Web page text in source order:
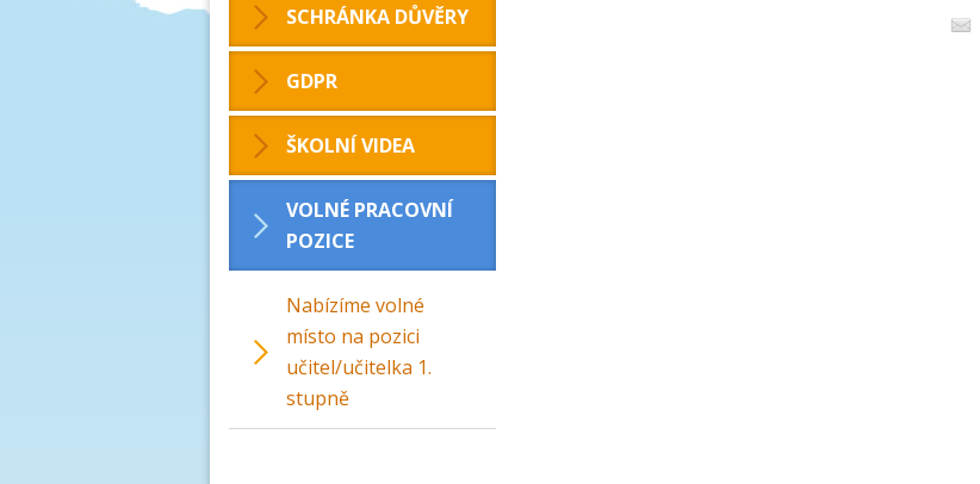
SCHRÁNKA DŮVĚRY
GDPR
ŠKOLNÍ VIDEA
VOLNÉ PRACOVNÍ
POZICE
Nabízíme volné
místo na pozici
učitel/učitelka 1.
stupně